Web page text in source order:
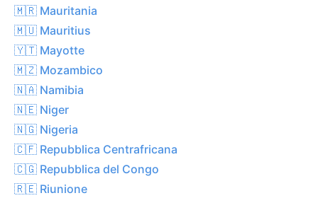
🇲🇷 Mauritania
🇲🇺 Mauritius
🇾🇹 Mayotte
🇲🇿 Mozambico
🇳🇦 Namibia
🇳🇪 Niger
🇳🇬 Nigeria
🇨🇫 Repubblica Centrafricana
🇨🇬 Repubblica del Congo
🇷🇪 Riunione